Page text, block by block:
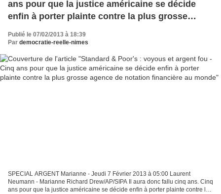
ans pour que la justice américaine se décide
enfin à porter plainte contre la plus grosse
Publié le 07/02/2013 à 18:39
Par democratie-reelle-nimes
SPECIAL ARGENT Marianne - Jeudi 7 Février 2013 à 05:00 Laurent
Neumann - Marianne Richard Drew/AP/SIPA Il aura donc fallu cinq ans. Cinq
ans pour que la justice américaine se décide enfin à porter plainte contre la